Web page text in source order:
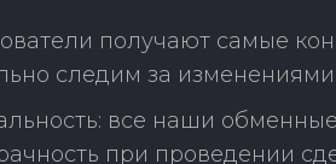
получают самые
следим за
все наши
при проведении